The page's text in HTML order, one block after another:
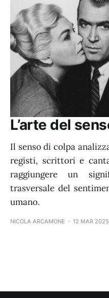
L’arte del
Il senso di colpa
registi, scrittori e
raggiungere un
trasversale del
umano.
NICOLA ARCAMONE 12 MAR 2025